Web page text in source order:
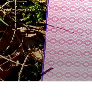
Zum
Inhalt
springen